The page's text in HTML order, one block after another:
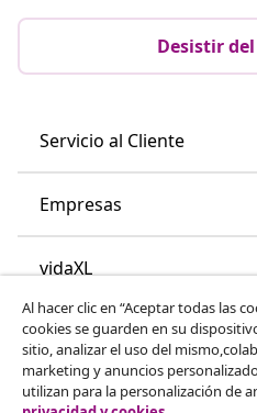
Desistir
Servicio al Cliente
Empresas
vidaXL
Descubre mas
Al hacer clic en “Aceptar todas las
cookies se guarden en su
sitio, analizar el uso del
marketing y anuncios
utilizan para la personalización de